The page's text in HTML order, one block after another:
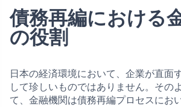
債務再編における
の役割
日本の経済環境において、企業が直面
して珍しいものではありません。その
て、金融機関は債務再編プロセスにお